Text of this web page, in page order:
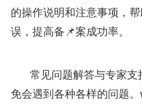
的操作说明和注意事项，
误，提高备📌案成功率。
常见问题解答与专家支
免会遇到各种各样的问题